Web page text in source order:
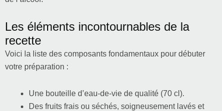
Les éléments incontournables de la
recette
Voici la liste des composants fondamentaux pour débuter
votre préparation :
Une bouteille d’eau-de-vie de qualité (70 cl).
Des fruits frais ou séchés, soigneusement lavés et